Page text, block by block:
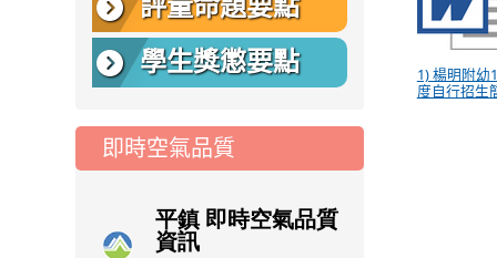
1) 楊明附幼
度自行招生
評量命題要點
學生獎懲要點
即時空氣品質